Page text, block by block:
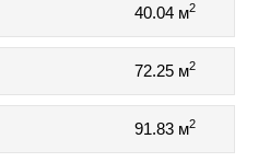
40.04 м2
72.25 м2
91.83 м2